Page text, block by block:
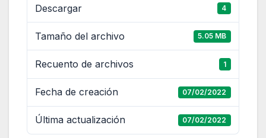
Descargar 4
Tamaño del archivo 5.05 MB
Recuento de archivos 1
Fecha de creación 07/02/2022
Última actualización 07/02/2022